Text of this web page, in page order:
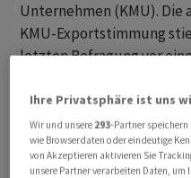
Unternehmen (KMU). Die
KMU-Exportstimmung
letzten Befragung vor
Barometer weiterhin
50 Punkten.
Stabile Lage
Ihre Privatsphäre ist uns
Wir und unsere 293-Partner speichern
wie Browserdaten oder eindeutige
von Akzeptieren aktivieren Sie
unsere Partner verarbeiten Daten,